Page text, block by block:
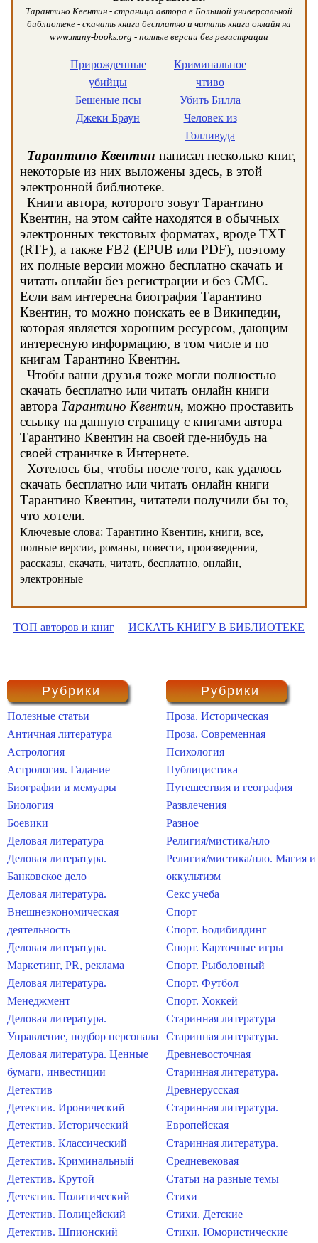
Тарантино Квентин - страница автора в Большой универсальной
библиотеке - скачать книги бесплатно и читать книги онлайн на
www.many-books.org - полные версии без регистрации
Прирожденные
убийцы
Бешеные псы
Джеки Браун
Криминальное
чтиво
Убить Билла
Человек из
Голливуда
Тарантино Квентин написал несколько книг,
некоторые из них выложены здесь, в этой
электронной библиотеке.
Книги автора, которого зовут Тарантино
Квентин, на этом сайте находятся в обычных
электронных текстовых форматах, вроде TXT
(RTF), а также FB2 (EPUB или PDF), поэтому
их полные версии можно бесплатно скачать и
читать онлайн без регистрации и без СМС.
Если вам интересна биография Тарантино
Квентин, то можно поискать ее в Википедии,
которая является хорошим ресурсом, дающим
интересную информацию, в том числе и по
книгам Тарантино Квентин.
Чтобы ваши друзья тоже могли полностью
скачать бесплатно или читать онлайн книги
автора Тарантино Квентин, можно проставить
ссылку на данную страницу с книгами автора
Тарантино Квентин на своей где-нибудь на
своей страничке в Интернете.
Хотелось бы, чтобы после того, как удалось
скачать бесплатно или читать онлайн книги
Тарантино Квентин, читатели получили бы то,
что хотели.
Ключевые слова: Тарантино Квентин, книги, все,
полные версии, романы, повести, произведения,
рассказы, скачать, читать, бесплатно, онлайн,
электронные
ТОП авторов и книг ИСКАТЬ КНИГУ В БИБЛИОТЕКЕ
Рубрики
Полезные статьи
Античная литература
Астрология
Астрология. Гадание
Биографии и мемуары
Биология
Боевики
Деловая литература
Деловая литература.
Банковское дело
Деловая литература.
Внешнеэкономическая
деятельность
Деловая литература.
Маркетинг, PR, реклама
Деловая литература.
Менеджмент
Деловая литература.
Управление, подбор персонала
Деловая литература. Ценные
бумаги, инвестиции
Детектив
Детектив. Иронический
Детектив. Исторический
Детектив. Классический
Детектив. Криминальный
Детектив. Крутой
Детектив. Политический
Детектив. Полицейский
Детектив. Шпионский
Рубрики
Проза. Историческая
Проза. Современная
Психология
Публицистика
Путешествия и география
Развлечения
Разное
Религия/мистика/нло
Религия/мистика/нло. Магия и
оккультизм
Секс учеба
Спорт
Спорт. Бодибилдинг
Спорт. Карточные игры
Спорт. Рыболовный
Спорт. Футбол
Спорт. Хоккей
Старинная литература
Старинная литература.
Древневосточная
Старинная литература.
Древнерусская
Старинная литература.
Европейская
Старинная литература.
Средневековая
Статьи на разные темы
Стихи
Стихи. Детские
Стихи. Юмористические